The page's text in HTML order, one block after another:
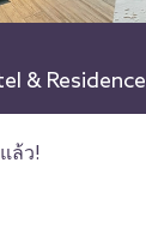
& Residence
ล้ว!